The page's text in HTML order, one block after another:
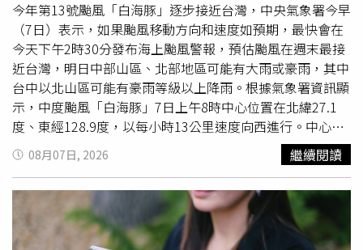
站點，全市站點已達136站，累計使用突破1,500萬人次，
持續打造低碳宜居城市。「節電夥伴節能治理與推廣」活
動，里民反應熱絡。（圖片提供／新竹市政府）在西門聯里
部分，高虹安市長表示，市立新竹幼兒園新建工程已順利推
動，未來將提供更優質的幼教環境；新竹 棒球場改善工程已
逾九成，預計今年8月底竣工並啟動驗收；西門市場排水改
善工程有效提升排水效能，改善市場環境；集和街舊警察宿
舍將規劃重建為兼具警察宿舍與里民活動中心的複合式建
築；歷史建築新竹
少年刑務所職務官舍群修復工程持續推
進，未來將串聯文化資產打造特色文化園區；西大路安心路
平計畫也已開始進行，持續改善市民通行品質。高虹安市長
也向市民分享多項照顧市民的重要政策，包括推動「生生喝
鮮乳」政策，提供幼兒園及國小學童每週營養飲品，未來將
今年第13號颱風「白海豚」逐步接近台灣，中央氣象署今早
（7日）表示，如果颱風移動方向和速度如預期，最快會在
今天下午2時30分發布海上颱風警報，預估颱風在週末最接
近台灣，明日中部山區、北部地區可能有大雨或豪雨，其中
台中以北山區可能有豪雨等級以上降雨。根據氣象署資訊顯
示，中度颱風「白海豚」7日上午8時中心位置在北緯27.1
度、東經128.9度，以每小時13公里速度向西進行。中心氣
壓955百帕，近中心最大風速每秒38公尺，瞬間最大陣風每
秒48公尺，七級風平均暴風半徑280公里，十級風平均暴風
半徑90公里。氣象預報中心副主任伍婉華指出，白海豚颱風
強度已稍微減弱，預計今明（8日）2天仍會偏西移動，有機
會北轉或南轉。至於海警範圍，東北部海面、東部海面、北
部海面都有可能，會視颱風未來移動方向及速度來定。伍婉
08月07日, 2026 繼續閱讀